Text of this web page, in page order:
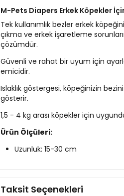
M-Pets Diapers Erkek Köpekler
Tek kullanımlık bezler erkek
çıkma ve erkek işaretleme
çözümdür.
Güvenli ve rahat bir uyum için
emicidir.
Islaklık göstergesi, köpeğinizin
gösterir.
1,5 - 4 kg arası köpekler için
Ürün Ölçüleri:
Uzunluk: 15-30 cm
Taksit Seçenekleri